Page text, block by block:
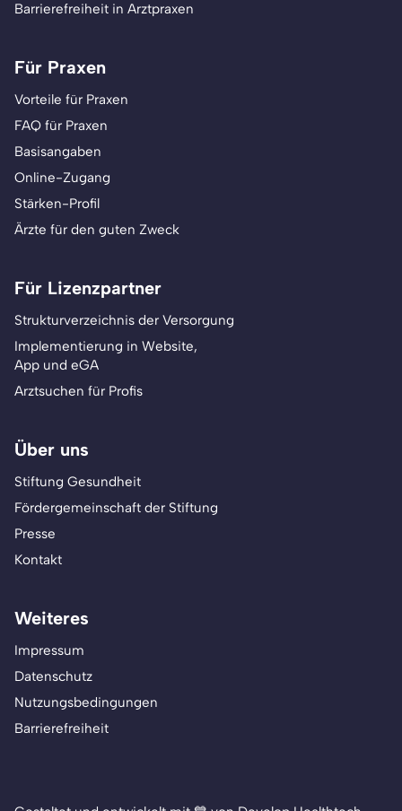
Barrierefreiheit in Arztpraxen
Für Praxen
Vorteile für Praxen
FAQ für Praxen
Basisangaben
Online-Zugang
Stärken-Profil
Ärzte für den guten Zweck
Für Lizenzpartner
Strukturverzeichnis der Versorgung
Implementierung in Website,
App und eGA
Arztsuchen für Profis
Über uns
Stiftung Gesundheit
Fördergemeinschaft der Stiftung
Presse
Kontakt
Weiteres
Impressum
Datenschutz
Nutzungsbedingungen
Barrierefreiheit